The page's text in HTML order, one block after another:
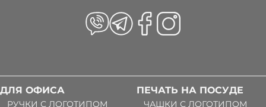
ДЛЯ ОФИСА
РУЧКИ С ЛОГОТИПОМ
ПЕЧАТЬ НА ПОСУДЕ
ЧАШКИ С ЛОГОТИПОМ